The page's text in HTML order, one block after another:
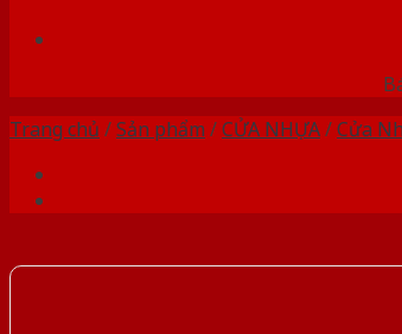
Trang chủ /Sản phẩm /CỬA NHỰA/Cửa